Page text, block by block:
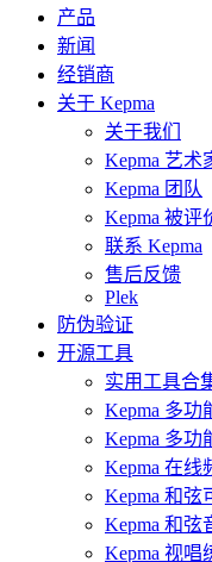
产品
新闻
经销商
关于 Kepma
关于我们
Kepma 艺术
Kepma 团队
Kepma 被评
联系 Kepma
售后反馈
Plek
防伪验证
开源工具
实用工具合
Kepma 多功
Kepma 多功
Kepma 在线
Kepma 和弦
Kepma 和弦
Kepma 视唱